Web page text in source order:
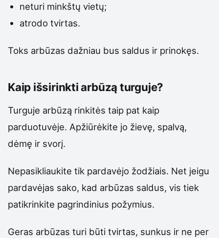
neturi minkštų vietų;
atrodo tvirtas.
Toks arbūzas dažniau bus saldus ir prinokęs.
Kaip išsirinkti arbūzą turguje?
Turguje arbūzą rinkitės taip pat kaip
parduotuvėje. Apžiūrėkite jo žievę, spalvą,
dėmę ir svorį.
Nepasikliaukite tik pardavėjo žodžiais. Net jeigu
pardavėjas sako, kad arbūzas saldus, vis tiek
patikrinkite pagrindinius požymius.
Geras arbūzas turi būti tvirtas, sunkus ir ne per